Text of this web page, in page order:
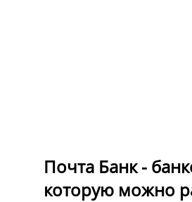
Почта Банк -
которую можно